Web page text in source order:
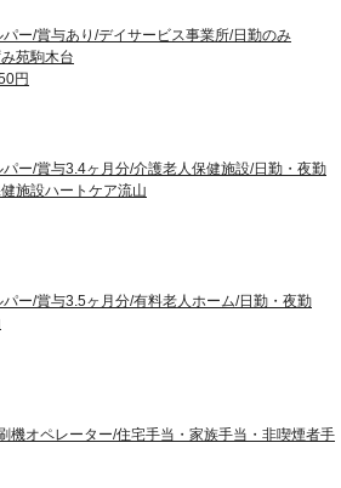
ー/賞与あり/デイサービス事業所/日勤のみ
苑駒木台
円
ー/賞与3.4ヶ月分/介護老人保健施設/日勤・夜勤
施設ハートケア流山
ー/賞与3.5ヶ月分/有料老人ホーム/日勤・夜勤
機オペレーター/住宅手当・家族手当・非喫煙者手